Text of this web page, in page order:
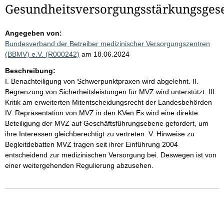
Angegeben von:
Bundesverband der Betreiber medizinischer Versorgungszentren
(BBMV) e.V. (R000242) am 18.06.2024
Beschreibung:
I. Benachteiligung von Schwerpunktpraxen wird abgelehnt. II.
Begrenzung von Sicherheitsleistungen für MVZ wird unterstützt. III.
Kritik am erweiterten Mitentscheidungsrecht der Landesbehörden
IV. Repräsentation von MVZ in den KVen Es wird eine direkte
Beteiligung der MVZ auf Geschäftsführungsebene gefordert, um
ihre Interessen gleichberechtigt zu vertreten. V. Hinweise zu
Begleitdebatten MVZ tragen seit ihrer Einführung 2004
entscheidend zur medizinischen Versorgung bei. Deswegen ist von
einer weitergehenden Regulierung abzusehen.